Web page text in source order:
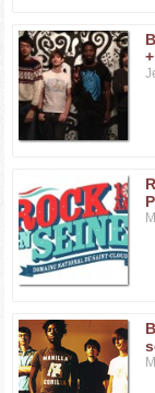
Discographie :
2004 : Bloc Party
2004 : Little
2005 : Silent Alarm
2005 : Two More
2005 : Silent
2008 : Intimacy